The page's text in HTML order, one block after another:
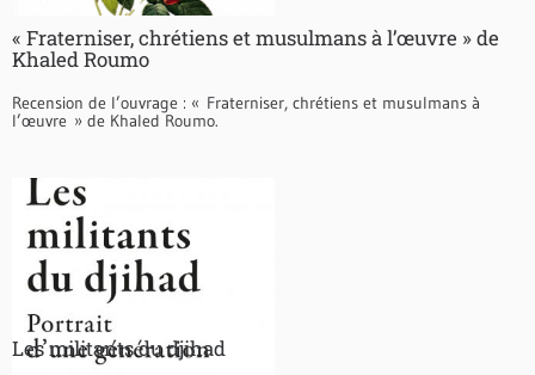
« Fraterniser, chrétiens et musulmans à l’œuvre » de
Khaled Roumo
Recension de l’ouvrage : « Fraterniser, chrétiens et musulmans à
l’œuvre » de Khaled Roumo.
Les militants du djihad